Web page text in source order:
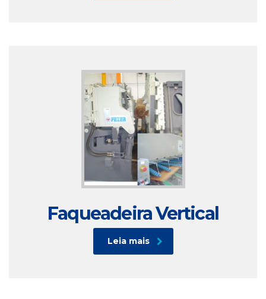
Faqueadeira Vertical
Leia mais